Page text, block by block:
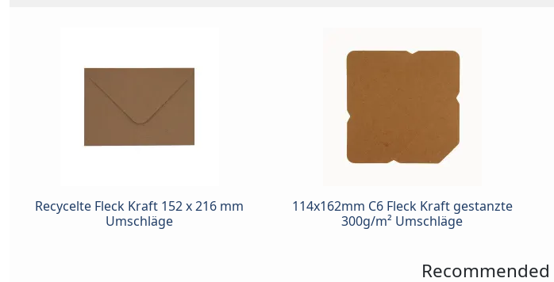
Recycelte Fleck Kraft 152 x 216 mm
Umschläge
114x162mm C6 Fleck Kraft gestanzte
300g/m² Umschläge